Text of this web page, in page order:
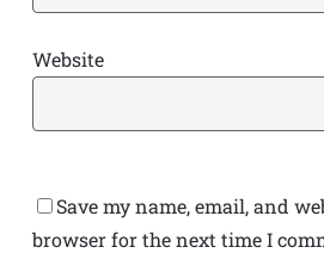
Website
Save my name, email, and
browser for the next time I